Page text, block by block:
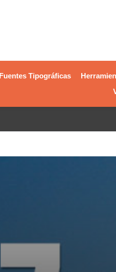
Fuentes Tipográficas